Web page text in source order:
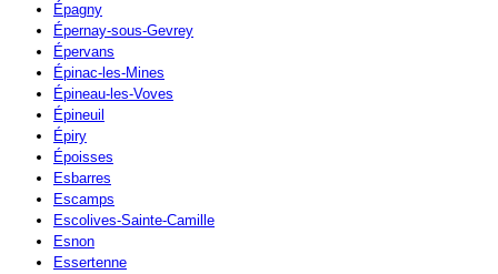
Épagny
Épernay-sous-Gevrey
Épervans
Épinac-les-Mines
Épineau-les-Voves
Épineuil
Épiry
Époisses
Esbarres
Escamps
Escolives-Sainte-Camille
Esnon
Essertenne